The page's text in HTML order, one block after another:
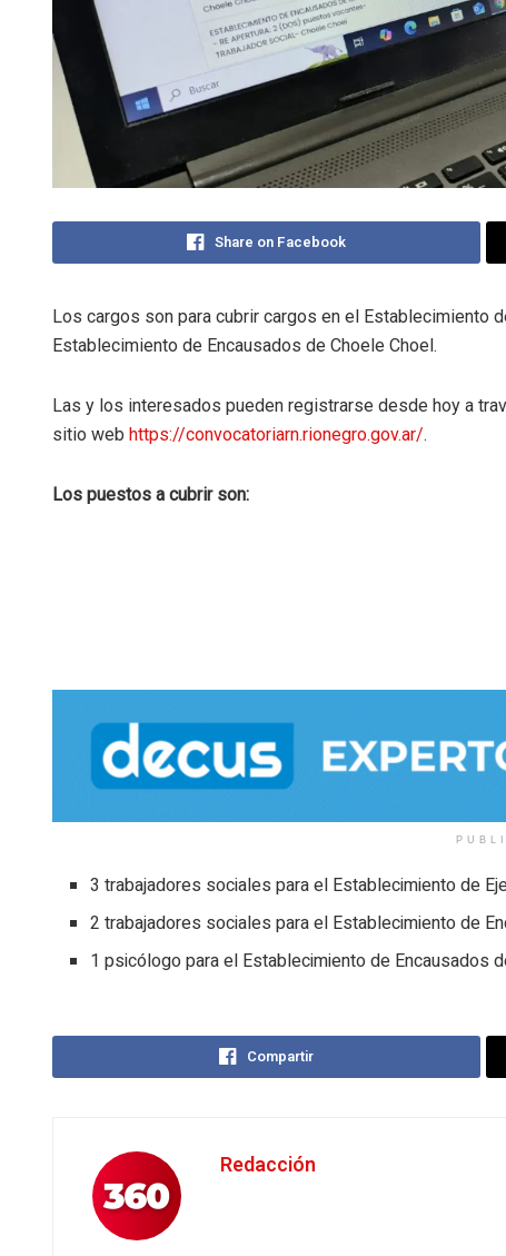
Share on Facebook
Los cargos son para cubrir cargos en el Establecimiento
Establecimiento de Encausados de Choele Choel.
Las y los interesados pueden registrarse desde hoy a
sitio web https://convocatoriarn.rionegro.gov.ar/.
Los puestos a cubrir son:
3 trabajadores sociales para el Establecimiento de
2 trabajadores sociales para el Establecimiento de
1 psicólogo para el Establecimiento de Encausados
Compartir
Redacción